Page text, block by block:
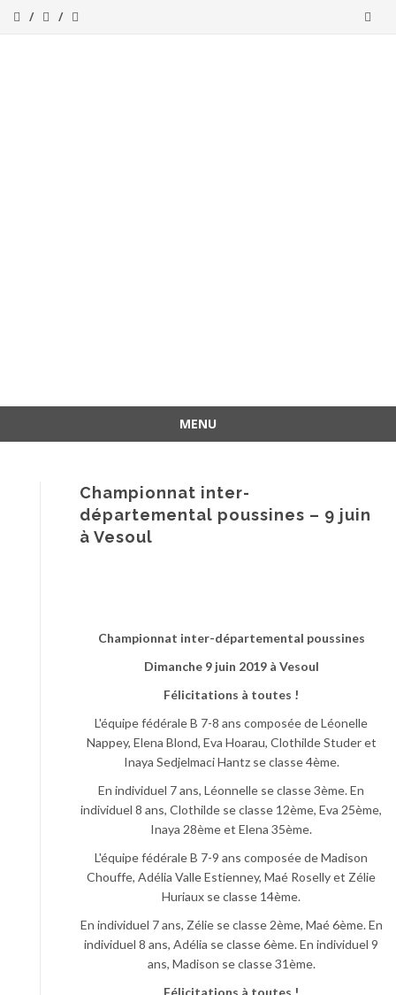
MENU
Championnat inter-
départemental poussines – 9 juin
à Vesoul
Championnat inter-départemental poussines
Dimanche 9 juin 2019 à Vesoul
Félicitations à toutes !
L'équipe fédérale B 7-8 ans composée de Léonelle
Nappey, Elena Blond, Eva Hoarau, Clothilde Studer et
Inaya Sedjelmaci Hantz se classe 4ème.
En individuel 7 ans, Léonnelle se classe 3ème. En
individuel 8 ans, Clothilde se classe 12ème, Eva 25ème,
Inaya 28ème et Elena 35ème.
L'équipe fédérale B 7-9 ans composée de Madison
Chouffe, Adélia Valle Estienney, Maé Roselly et Zélie
Huriaux se classe 14ème.
En individuel 7 ans, Zélie se classe 2ème, Maé 6ème. En
individuel 8 ans, Adélia se classe 6ème. En individuel 9
ans, Madison se classe 31ème.
Félicitations à toutes !